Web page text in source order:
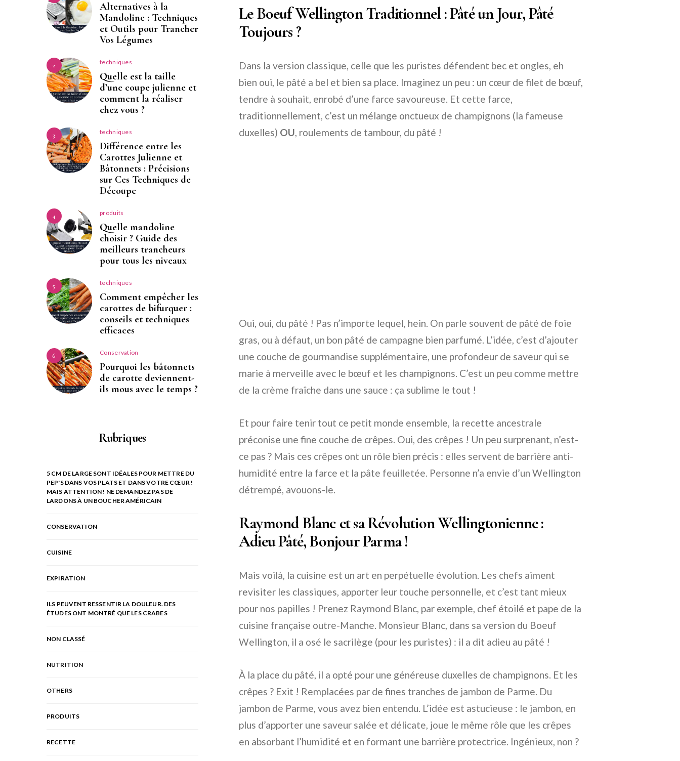
Le Boeuf Wellington Traditionnel : Pâté un Jour, Pâté
Toujours ?
Dans la version classique, celle que les puristes défendent bec et ongles, eh
bien oui, le pâté a bel et bien sa place. Imaginez un peu : un cœur de filet de bœuf,
tendre à souhait, enrobé d’une farce savoureuse. Et cette farce,
traditionnellement, c’est un mélange onctueux de champignons (la fameuse
duxelles) OU, roulements de tambour, du pâté !
Oui, oui, du pâté ! Pas n’importe lequel, hein. On parle souvent de pâté de foie
gras, ou à défaut, un bon pâté de campagne bien parfumé. L’idée, c’est d’ajouter
une couche de gourmandise supplémentaire, une profondeur de saveur qui se
marie à merveille avec le bœuf et les champignons. C’est un peu comme mettre
de la crème fraîche dans une sauce : ça sublime le tout !
Et pour faire tenir tout ce petit monde ensemble, la recette ancestrale
préconise une fine couche de crêpes. Oui, des crêpes ! Un peu surprenant, n’est-
ce pas ? Mais ces crêpes ont un rôle bien précis : elles servent de barrière anti-
humidité entre la farce et la pâte feuilletée. Personne n’a envie d’un Wellington
détrempé, avouons-le.
Raymond Blanc et sa Révolution Wellingtonienne :
Adieu Pâté, Bonjour Parma !
Mais voilà, la cuisine est un art en perpétuelle évolution. Les chefs aiment
revisiter les classiques, apporter leur touche personnelle, et c’est tant mieux
pour nos papilles ! Prenez Raymond Blanc, par exemple, chef étoilé et pape de la
cuisine française outre-Manche. Monsieur Blanc, dans sa version du Boeuf
Wellington, il a osé le sacrilège (pour les puristes) : il a dit adieu au pâté !
À la place du pâté, il a opté pour une généreuse duxelles de champignons. Et les
crêpes ? Exit ! Remplacées par de fines tranches de jambon de Parme. Du
jambon de Parme, vous avez bien entendu. L’idée est astucieuse : le jambon, en
plus d’apporter une saveur salée et délicate, joue le même rôle que les crêpes
en absorbant l’humidité et en formant une barrière protectrice. Ingénieux, non ?
Alternatives à la
Mandoline : Techniques
et Outils pour Trancher
Vos Légumes
2 techniques
Quelle est la taille
d’une coupe julienne et
comment la réaliser
chez vous ?
3 techniques
Différence entre les
Carottes Julienne et
Bâtonnets : Précisions
sur Ces Techniques de
Découpe
4 produits
Quelle mandoline
choisir ? Guide des
meilleurs trancheurs
pour tous les niveaux
5 techniques
Comment empêcher les
carottes de bifurquer :
conseils et techniques
efficaces
6 Conservation
Pourquoi les bâtonnets
de carotte deviennent-
ils mous avec le temps ?
Rubriques
5 CM DE LARGE SONT IDÉALES POUR METTRE DU
PEP'S DANS VOS PLATS ET DANS VOTRE CŒUR !
MAIS ATTENTION ! NE DEMANDEZ PAS DE
LARDONS À UN BOUCHER AMÉRICAIN
CONSERVATION
CUISINE
EXPIRATION
ILS PEUVENT RESSENTIR LA DOULEUR. DES
ÉTUDES ONT MONTRÉ QUE LES CRABES
NON CLASSÉ
NUTRITION
OTHERS
PRODUITS
RECETTE